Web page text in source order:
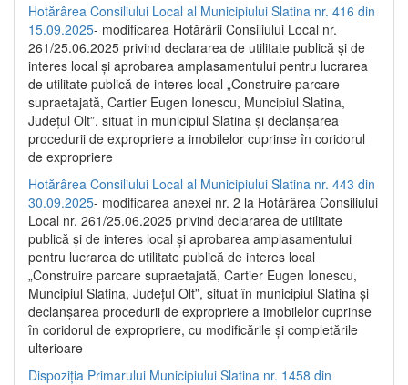
Hotărârea Consiliului Local al Municipiului Slatina nr. 416 din
15.09.2025- modificarea Hotărârii Consiliului Local nr.
261/25.06.2025 privind declararea de utilitate publică și de
interes local și aprobarea amplasamentului pentru lucrarea
de utilitate publică de interes local „Construire parcare
supraetajată, Cartier Eugen Ionescu, Muncipiul Slatina,
Județul Olt”, situat în municipiul Slatina și declanșarea
procedurii de expropriere a imobilelor cuprinse în coridorul
de expropriere
Hotărârea Consiliului Local al Municipiului Slatina nr. 443 din
30.09.2025- modificarea anexei nr. 2 la Hotărârea Consiliului
Local nr. 261/25.06.2025 privind declararea de utilitate
publică şi de interes local şi aprobarea amplasamentului
pentru lucrarea de utilitate publică de interes local
„Construire parcare supraetajată, Cartier Eugen Ionescu,
Muncipiul Slatina, Judeţul Olt”, situat în municipiul Slatina şi
declanşarea procedurii de expropriere a imobilelor cuprinse
în coridorul de expropriere, cu modificările şi completările
ulterioare
Dispoziția Primarului Municipiului Slatina nr. 1458 din